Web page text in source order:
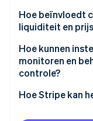
Geïntegreerde
Illegale financiën
Complexe
Fraude en
Hoe beïnvloedt
liquiditeit en
Hoe kunnen
monitoren en
controle?
Hoe Stripe kan